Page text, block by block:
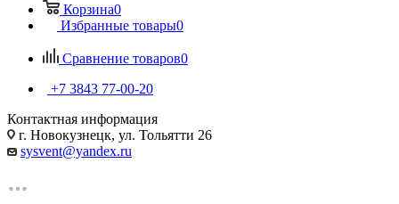
Корзина0
Избранные товары0
Сравнение товаров0
+7 3843 77-00-20
Контактная информация
г. Новокузнецк, ул. Тольятти 26
sysvent@yandex.ru